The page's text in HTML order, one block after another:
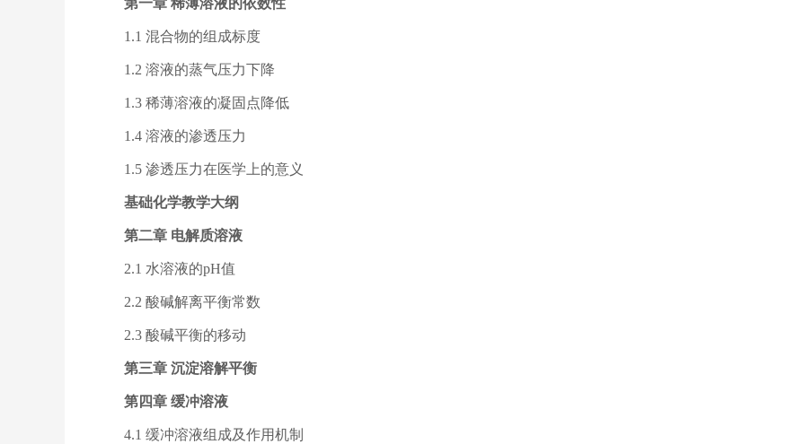
第一章 稀薄溶液的依数性
1.1 混合物的组成标度
1.2 溶液的蒸气压力下降
1.3 稀薄溶液的凝固点降低
1.4 溶液的渗透压力
1.5 渗透压力在医学上的意义
基础化学教学大纲
第二章 电解质溶液
2.1 水溶液的pH值
2.2 酸碱解离平衡常数
2.3 酸碱平衡的移动
第三章 沉淀溶解平衡
第四章 缓冲溶液
4.1 缓冲溶液组成及作用机制